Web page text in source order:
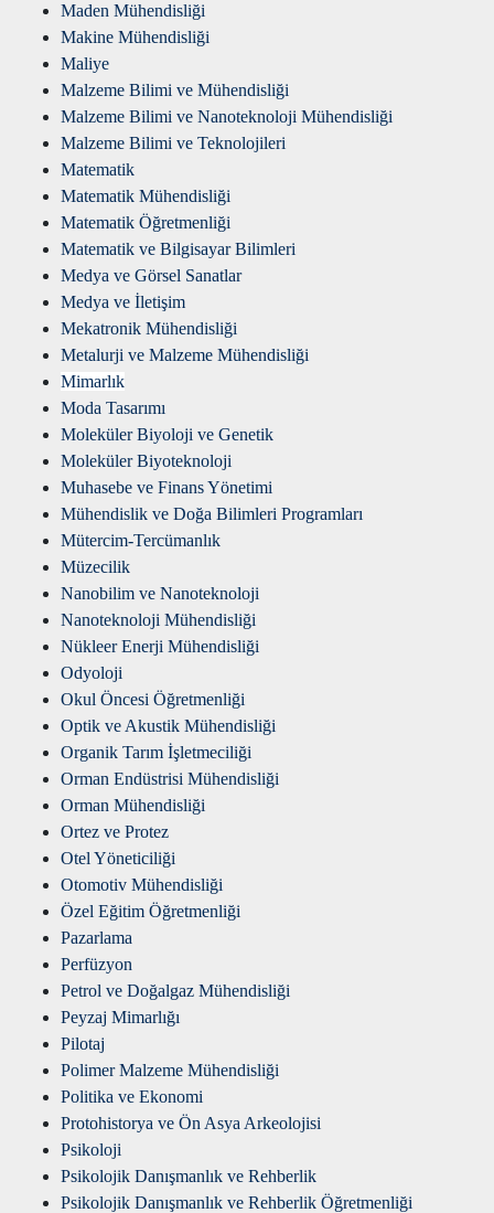
Maden Mühendisliği
Makine Mühendisliği
Maliye
Malzeme Bilimi ve Mühendisliği
Malzeme Bilimi ve Nanoteknoloji Mühendisliği
Malzeme Bilimi ve Teknolojileri
Matematik
Matematik Mühendisliği
Matematik Öğretmenliği
Matematik ve Bilgisayar Bilimleri
Medya ve Görsel Sanatlar
Medya ve İletişim
Mekatronik Mühendisliği
Metalurji ve Malzeme Mühendisliği
Mimarlık
Moda Tasarımı
Moleküler Biyoloji ve Genetik
Moleküler Biyoteknoloji
Muhasebe ve Finans Yönetimi
Mühendislik ve Doğa Bilimleri Programları
Mütercim-Tercümanlık
Müzecilik
Nanobilim ve Nanoteknoloji
Nanoteknoloji Mühendisliği
Nükleer Enerji Mühendisliği
Odyoloji
Okul Öncesi Öğretmenliği
Optik ve Akustik Mühendisliği
Organik Tarım İşletmeciliği
Orman Endüstrisi Mühendisliği
Orman Mühendisliği
Ortez ve Protez
Otel Yöneticiliği
Otomotiv Mühendisliği
Özel Eğitim Öğretmenliği
Pazarlama
Perfüzyon
Petrol ve Doğalgaz Mühendisliği
Peyzaj Mimarlığı
Pilotaj
Polimer Malzeme Mühendisliği
Politika ve Ekonomi
Protohistorya ve Ön Asya Arkeolojisi
Psikoloji
Psikolojik Danışmanlık ve Rehberlik
Psikolojik Danışmanlık ve Rehberlik Öğretmenliği